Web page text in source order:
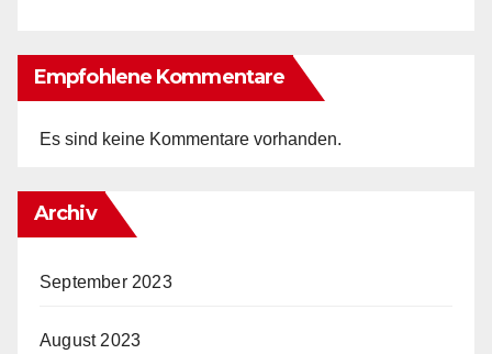
Empfohlene Kommentare
Es sind keine Kommentare vorhanden.
Archiv
September 2023
August 2023